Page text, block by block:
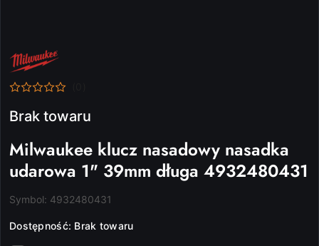
NAZWA
PRODUCENTA:
MILWAUKEE
Brak towaru
Milwaukee klucz nasadowy nasadka
udarowa 1" 39mm długa 4932480431
Symbol: 4932480431
Dostępność: Brak towaru